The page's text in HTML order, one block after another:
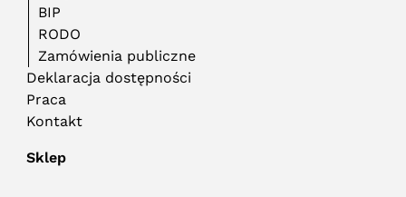
BIP
RODO
Zamówienia publiczne
Deklaracja dostępności
Praca
Kontakt
Sklep